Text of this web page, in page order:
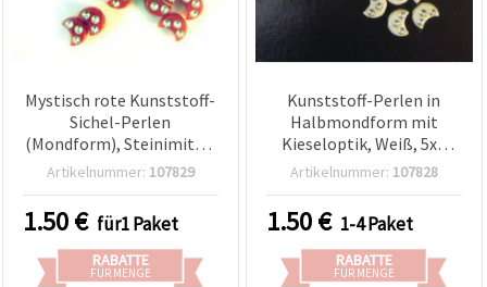
Mystisch rote Kunststoff-
Sichel-Perlen
(Mondform), Steinimitat,
5 x 7 mm, Loch 1,2 mm –
Schmuckherstellung,
symbolischen Schmuck,
Armbänder & kreative DIY-
Bastelprojekte
Artikelnummer: 107829
1.50€ für1 Paket
RABATTE
FÜR MENGE
Kunststoff-Perlen in
Halbmondform mit
Kieseloptik, Weiß, 5x7
mm, 50 g, für
Artikelnummer: 107828
1.50€ 1-4 Paket
RABATTE
FÜR MENGE